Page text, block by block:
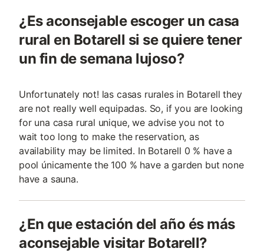
¿Es aconsejable escoger un casa
rural en Botarell si se quiere tener
un fin de semana lujoso?
Unfortunately not! las casas rurales in Botarell they
are not really well equipadas. So, if you are looking
for una casa rural unique, we advise you not to
wait too long to make the reservation, as
availability may be limited. In Botarell 0 % have a
pool únicamente the 100 % have a garden but none
have a sauna.
¿En que estación del año és más
aconsejable visitar Botarell?